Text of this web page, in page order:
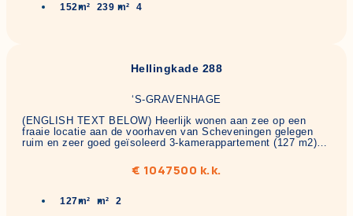
152m² 239 m² 4
Hellingkade 288
‘S-GRAVENHAGE
(ENGLISH TEXT BELOW) Heerlijk wonen aan zee op een
fraaie locatie aan de voorhaven van Scheveningen gelegen
ruim en zeer goed geïsoleerd 3-kamerappartement (127 m2)…
€ 1047500 k.k.
127m² m² 2